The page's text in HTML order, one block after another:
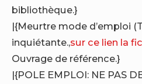
bibliothèque.}
|{Meurtre mode d’emploi
inquiétante.,sur ce lien la
Ouvrage de référence.}
|{POLE EMPLOI: NE PAS